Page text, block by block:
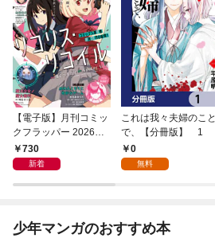
【電子版】月刊コミッ
クフラッパー 2026年9
月号730
新着
これは我々夫婦のこと
で、【分冊版】 1
0
無料
少年マンガのおすすめ本